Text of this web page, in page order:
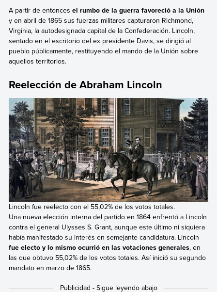
A partir de entonces el rumbo de la guerra favoreció a la Unión
y en abril de 1865 sus fuerzas militares capturaron Richmond,
Virginia, la autodesignada capital de la Confederación. Lincoln,
sentado en el escritorio del ex presidente Davis, se dirigió al
pueblo públicamente, restituyendo el mando de la Unión sobre
aquellos territorios.
Reelección de Abraham Lincoln
Lincoln fue reelecto con el 55,02% de los votos totales.
Una nueva elección interna del partido en 1864 enfrentó a Lincoln
contra el general Ulysses S. Grant, aunque este último ni siquiera
había manifestado su interés en semejante candidatura. Lincoln
fue electo y lo mismo ocurrió en las votaciones generales, en
las que obtuvo 55,02% de los votos totales. Así inició su segundo
mandato en marzo de 1865.